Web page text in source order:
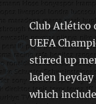
Club Atlético
UEFA
stirred up
laden
which